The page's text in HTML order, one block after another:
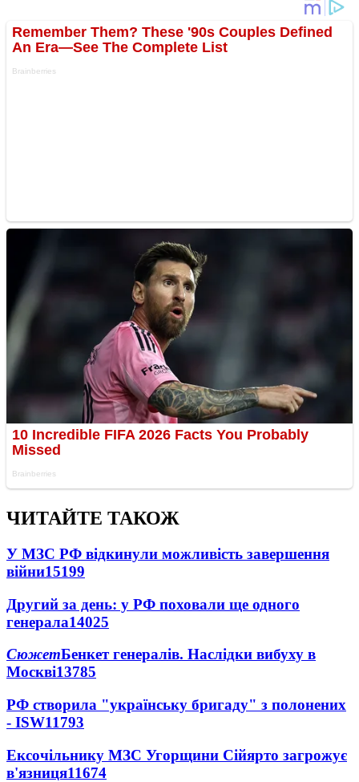
ЧИТАЙТЕ ТАКОЖ
У МЗС РФ відкинули можливість завершення
війни15199
Другий за день: у РФ поховали ще одного
генерала14025
СюжетБенкет генералів. Наслідки вибуху в
Москві13785
РФ створила "українську бригаду" з полонених
- ISW11793
Ексочільнику МЗС Угорщини Сійярто загрожує
в'язниця11674